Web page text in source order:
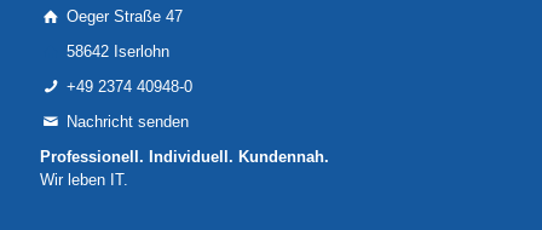
Oeger Straße 47
58642 Iserlohn
+49 2374 40948-0
Nachricht senden
Professionell. Individuell. Kundennah.
Wir leben IT.